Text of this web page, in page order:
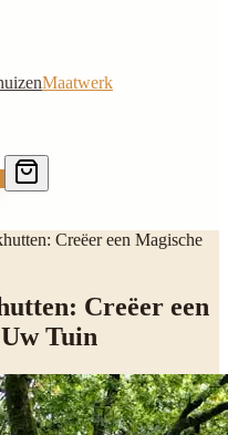
Maatwerk
Creëer een Magische
Creëer een
Tuin